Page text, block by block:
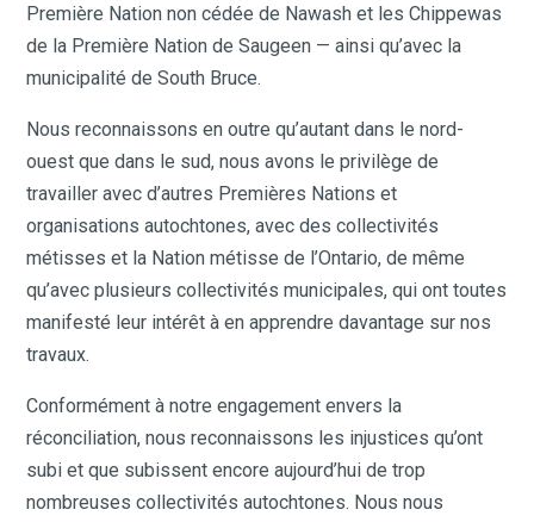
Première Nation non cédée de Nawash et les Chippewas
de la Première Nation de Saugeen — ainsi qu’avec la
municipalité de South Bruce.
Nous reconnaissons en outre qu’autant dans le nord-
ouest que dans le sud, nous avons le privilège de
travailler avec d’autres Premières Nations et
organisations autochtones, avec des collectivités
métisses et la Nation métisse de l’Ontario, de même
qu’avec plusieurs collectivités municipales, qui ont toutes
manifesté leur intérêt à en apprendre davantage sur nos
travaux.
Conformément à notre engagement envers la
réconciliation, nous reconnaissons les injustices qu’ont
subi et que subissent encore aujourd’hui de trop
nombreuses collectivités autochtones. Nous nous